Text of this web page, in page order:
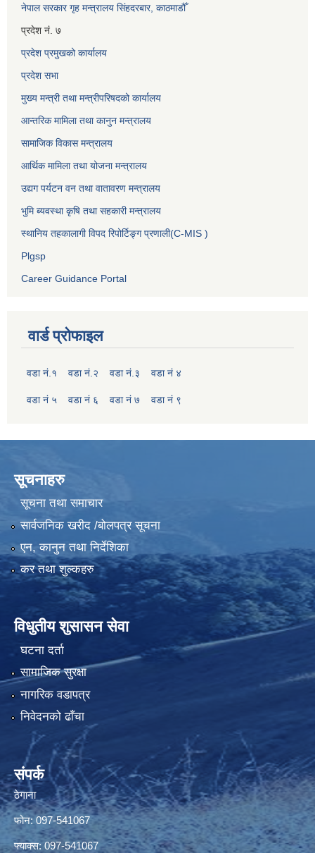
नेपाल सरकार गृह मन्त्रालय सिंहदरबार, काठमाडौँ
प्रदेश नं. ७
प्रदेश प्रमुखको कार्यालय
प्रदेश सभा
मुख्य मन्त्री तथा मन्त्रीपरिषदको कार्यालय
आन्तरिक मामिला तथा कानुन मन्त्रालय
सामाजिक विकास मन्त्रालय
आर्थिक मामिला तथा योजना मन्त्रालय
उद्यग पर्यटन वन तथा वातावरण मन्त्रालय
भुमि ब्यवस्था कृषि तथा सहकारी मन्त्रालय
स्थानिय तहकालागी विपद रिपोर्टिङ्ग प्रणाली(C-MIS )
Plgsp
Career Guidance Portal
वार्ड प्रोफाइल
वडा नं.१ वडा नं.२ वडा नं.३ वडा नं ४
वडा नं ५ वडा नं ६ वडा नं ७ वडा नं ९
सूचनाहरु
सूचना तथा समाचार
सार्वजनिक खरीद /बोलपत्र सूचना
एन, कानुन तथा निर्देशिका
कर तथा शुल्कहरु
विधुतीय शुसासन सेवा
घटना दर्ता
सामाजिक सुरक्षा
नागरिक वडापत्र
निवेदनको ढाँचा
संपर्क
ठेगाना
फोन: 097-541067
फ्याक्स: 097-541067